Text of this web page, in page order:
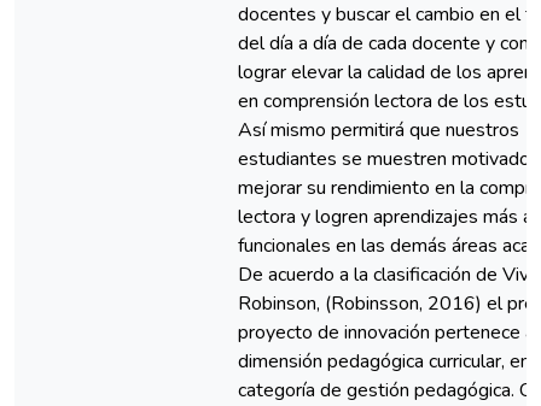
docentes y buscar el cambio en el
del día a día de cada docente y con
lograr elevar la calidad de los
en comprensión lectora de los
Así mismo permitirá que nuestros
estudiantes se muestren
mejorar su rendimiento en la
lectora y logren aprendizajes más
funcionales en las demás áreas
De acuerdo a la clasificación de
Robinson, (Robinsson, 2016) el
proyecto de innovación pertenece a
dimensión pedagógica curricular, en
categoría de gestión pedagógica.